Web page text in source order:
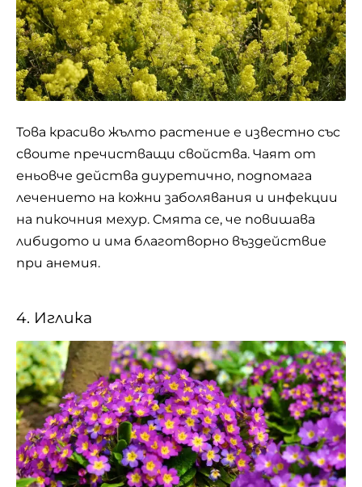
Това красиво жълто растение е известно със
своите пречистващи свойства. Чаят от
еньовче действа диуретично, подпомага
лечението на кожни заболявания и инфекции
на пикочния мехур. Смята се, че повишава
либидото и има благотворно въздействие
при анемия.
4. Иглика